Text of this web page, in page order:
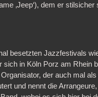
‚Jeep‘), dem er stilsicher
besetzten Jazzfestivals
in Köln Porz am Rhein
der auch mal
und nennt die